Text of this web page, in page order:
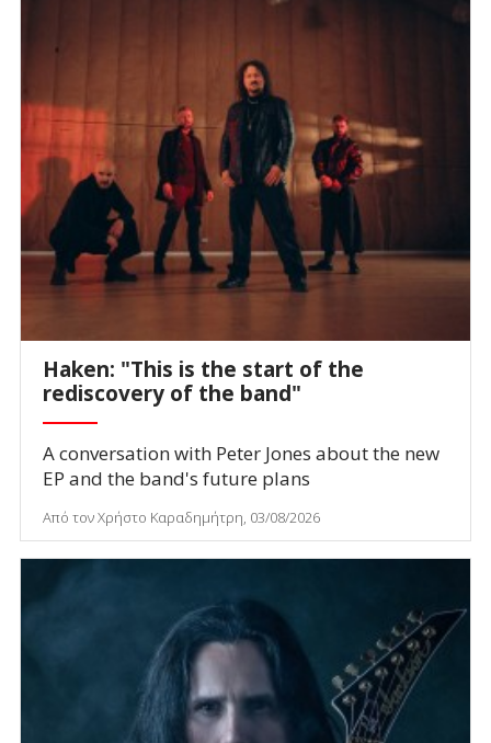
Haken: "This is the start of the
rediscovery of the band"
A conversation with Peter Jones about the new
EP and the band's future plans
Από τον Χρήστο Καραδημήτρη, 03/08/2026